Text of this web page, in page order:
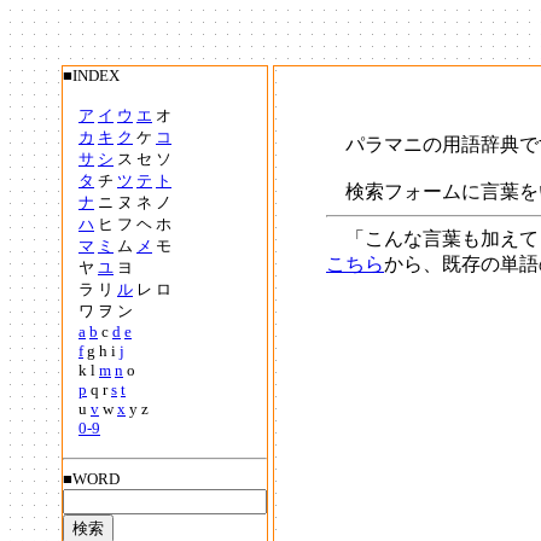
■INDEX
ア イ ウ エ オ
カ キ ク ケ コ
サ シ ス セ ソ
タ チ ツ テ ト
ナ ニ ヌ ネ ノ
ハ ヒ フ ヘ ホ
マ ミ ム メ モ
ヤ ユ ヨ
ラ リ ル レ ロ
ワ ヲ ン
a b c d e
fg h i j
k l m n o
p q rs t
u v wx y z
0-9
■WORD
パラマニの用語辞典で
検索フォームに言葉を
「こんな言葉も加えて
こちらから、既存の単